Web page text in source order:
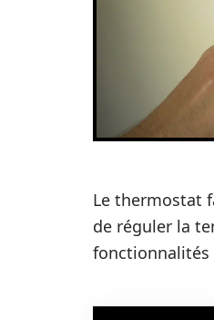
Le thermostat
de réguler la
fonctionnalités